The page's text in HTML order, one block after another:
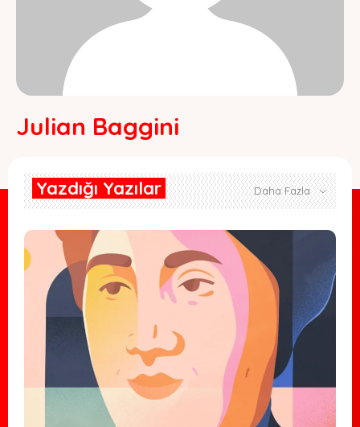
Julian Baggini
Yazdığı Yazılar Daha Fazla